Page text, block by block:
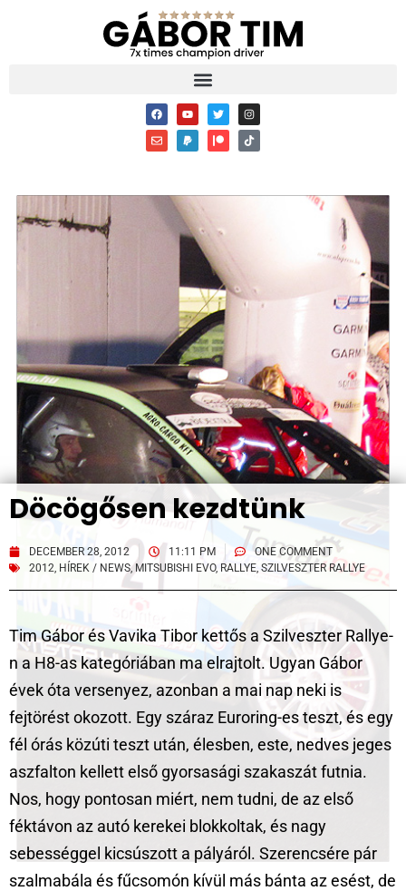
Döcögősen kezdtünk
DECEMBER 28, 2012 11:11 PM
ONE COMMENT
2012, HÍREK / NEWS, MITSUBISHI EVO, RALLYE, SZILVESZTER RALLYE
Tim Gábor és Vavika Tibor kettős a Szilveszter Rallye-
n a H8-as kategóriában ma elrajtolt. Ugyan Gábor
évek óta versenyez, azonban a mai nap neki is
fejtörést okozott. Egy száraz Euroring-es teszt, és egy
fél órás közúti teszt után, élesben, este, nedves jeges
aszfalton kellett első gyorsasági szakaszát futnia.
Nos, hogy pontosan miért, nem tudni, de az első
féktávon az autó kerekei blokkoltak, és nagy
sebességgel kicsúszott a pályáról. Szerencsére pár
szalmabála és fűcsomón kívül más bánta az esést, de